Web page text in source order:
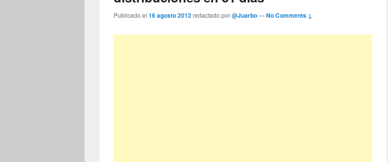
Publicado el16 agosto 2012redactado por@Juarbo—No Comments ↓